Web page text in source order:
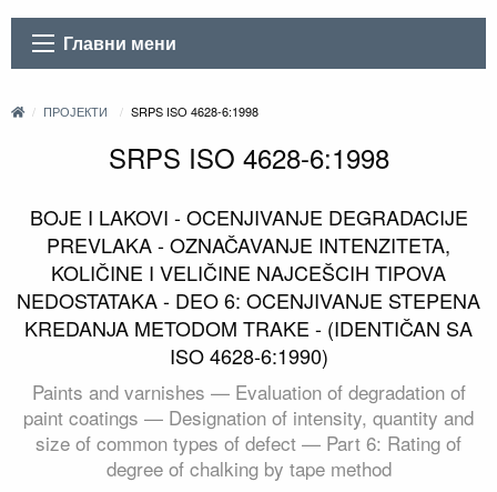
Главни мени
ПРОЈЕКТИ SRPS ISO 4628-6:1998
SRPS ISO 4628-6:1998
BOJE I LAKOVI - OCENJIVANJE DEGRADACIJE
PREVLAKA - OZNAČAVANJE INTENZITETA,
KOLIČINE I VELIČINE NAJCEŠCIH TIPOVA
NEDOSTATAKA - DEO 6: OCENJIVANJE STEPENA
KREDANJA METODOM TRAKE - (IDENTIČAN SA
ISO 4628-6:1990)
Paints and varnishes — Evaluation of degradation of
paint coatings — Designation of intensity, quantity and
size of common types of defect — Part 6: Rating of
degree of chalking by tape method